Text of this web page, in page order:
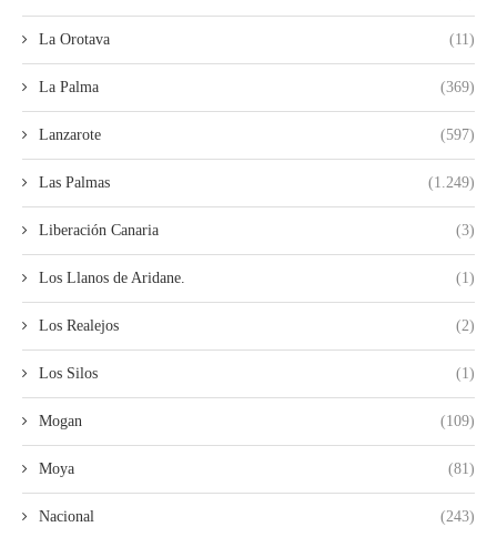
La Orotava (11)
La Palma (369)
Lanzarote (597)
Las Palmas (1.249)
Liberación Canaria (3)
Los Llanos de Aridane. (1)
Los Realejos (2)
Los Silos (1)
Mogan (109)
Moya (81)
Nacional (243)